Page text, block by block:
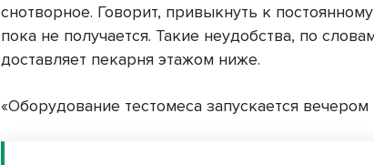
снотворное. Говорит, привыкнуть к
пока не получается. Такие неудобства, по
доставляет пекарня этажом ниже.
«Оборудование тестомеса запускается